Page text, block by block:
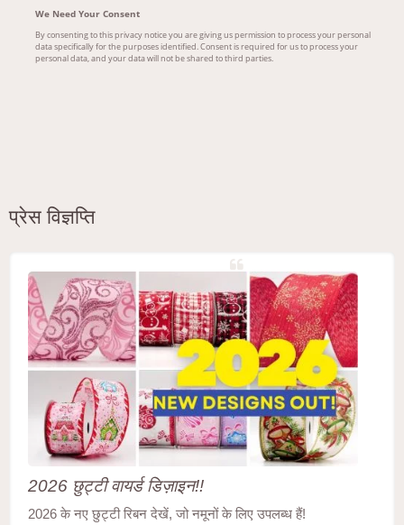
प्रेस विज्ञप्ति
2026 छुट्टी वायर्ड डिज़ाइन!!
2026 के नए छुट्टी रिबन देखें, जो नमूनों के लिए उपलब्ध हैं!